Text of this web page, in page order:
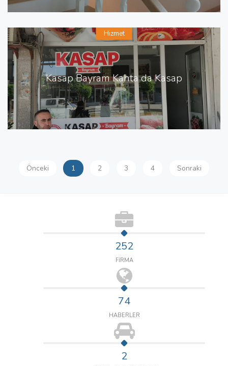
Kasap Bayram Kahta da Kasap
Hizmet
Önceki 1 2 3 4 Sonraki
252
FİRMA
74
HABERLER
2